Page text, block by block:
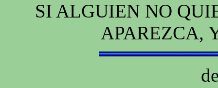
SI ALGUIEN NO
APAREZCA,